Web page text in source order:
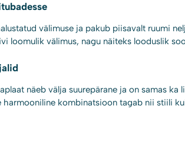
välimuse ja pakub piisavalt ruumi
loomulik välimus, nagu näiteks looduslik
näeb välja suurepärane ja on samas
kombinatsioon tagab nii stiili